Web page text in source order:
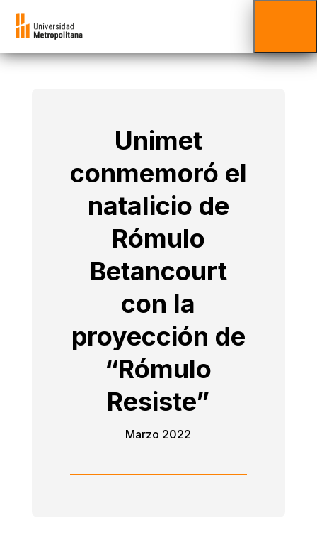
Unimet
conmemoró el
natalicio de
Rómulo
Betancourt
con la
proyección de
“Rómulo
Resiste”
Marzo 2022